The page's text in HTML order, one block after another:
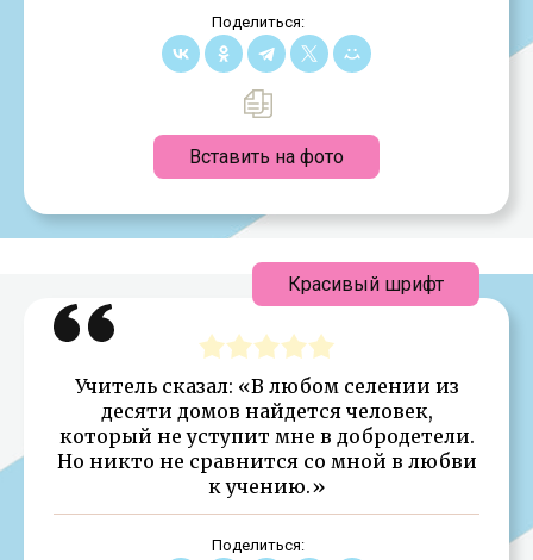
Поделиться:
Вставить на фото
Учитель сказал: «В любом селении из
десяти домов найдется человек,
который не уступит мне в добродетели.
Но никто не сравнится со мной в любви
к учению.»
Поделиться:
Красивый шрифт